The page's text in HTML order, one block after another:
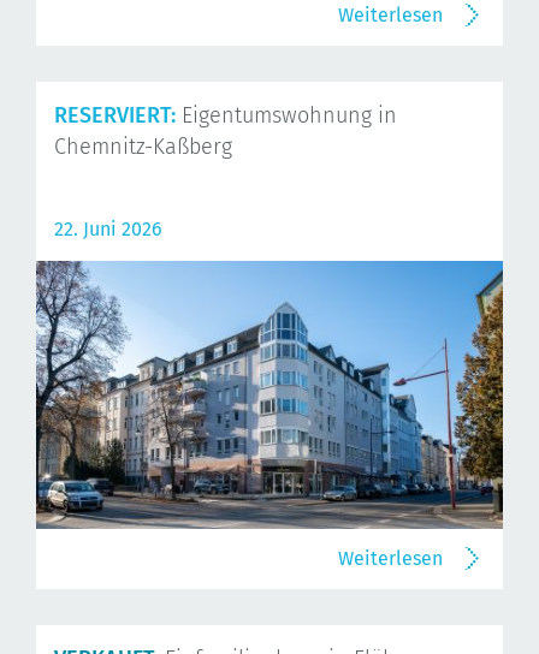
Weiterlesen
RESERVIERT: Eigentumswohnung in
Chemnitz-Kaßberg
22. Juni 2026
Weiterlesen